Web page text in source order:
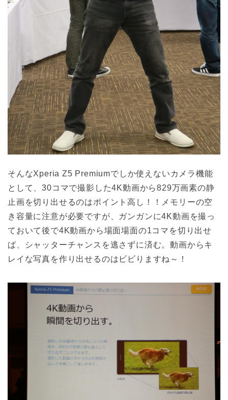
そんなXperia Z5 Premiumでしか使えないカメラ機能
として、30コマで撮影した4K動画から829万画素の静
止画を切り出せるのはポイント高し！！メモリーの空
き容量に注意が必要ですが、ガンガンに4K動画を撮っ
ておいて後で4K動画から場面場面の1コマを切り出せ
ば、シャッターチャンスを逃さずに済む。動画からキ
レイな写真を作り出せるのはビビりますね～！